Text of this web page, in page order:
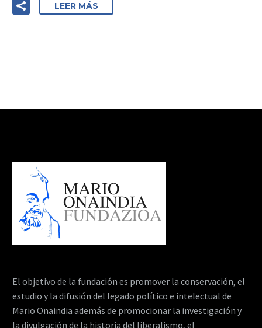
LEER MÁS
El objetivo de la fundación es promover la conservación, el
estudio y la difusión del legado político e intelectual de
Mario Onaindia además de promocionar la investigación y
la divulgación de la historia del liberalismo, el